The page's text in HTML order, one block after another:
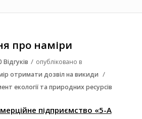
про наміри
Відгуків / опубліковано в
отримати дозвіл на викиди /
екології та природних ресурсів
підприємство «5-А